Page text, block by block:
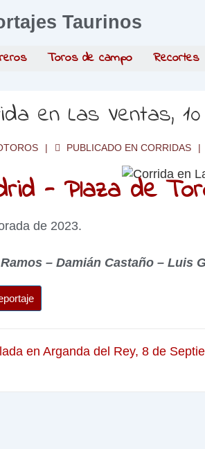
Taurinos
Toros de campo Recortes
en Las Ventas,
PUBLICADO ENCORRIDAS
- Plaza de
de 2023.
– Damián Castaño – Luis
en Arganda del Rey, 8 de